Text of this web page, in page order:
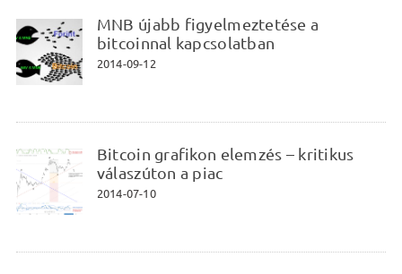
MNB újabb figyelmeztetése a
bitcoinnal kapcsolatban
2014-09-12
Bitcoin grafikon elemzés – kritikus
válaszúton a piac
2014-07-10